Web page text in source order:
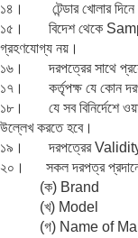
১৪। টেন্ডার খোলার দিনে
১৫। বিদেশ থেকে Sample
গ্রহণযোগ্য নয়।
১৬। দরপত্রের সাথে
১৭। কর্তৃপক্ষ যে কোন
১৮। যে সব বিনির্দেশে
উল্লেখ করতে হবে।
১৯। দরপত্রের Validity
২০। সকল দরপত্র প্রদানের
(ক) Brand
(খ) Model
(গ) Name of